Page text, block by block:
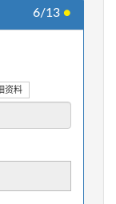
6/13 ●
资料